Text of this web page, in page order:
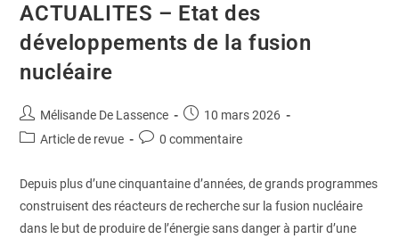
ACTUALITES – Etat des
développements de la fusion
nucléaire
Mélisande De Lassence
10 mars 2026
Article de revue
0 commentaire
Depuis plus d’une cinquantaine d’années, de grands programmes
construisent des réacteurs de recherche sur la fusion nucléaire
dans le but de produire de l’énergie sans danger à partir d’une